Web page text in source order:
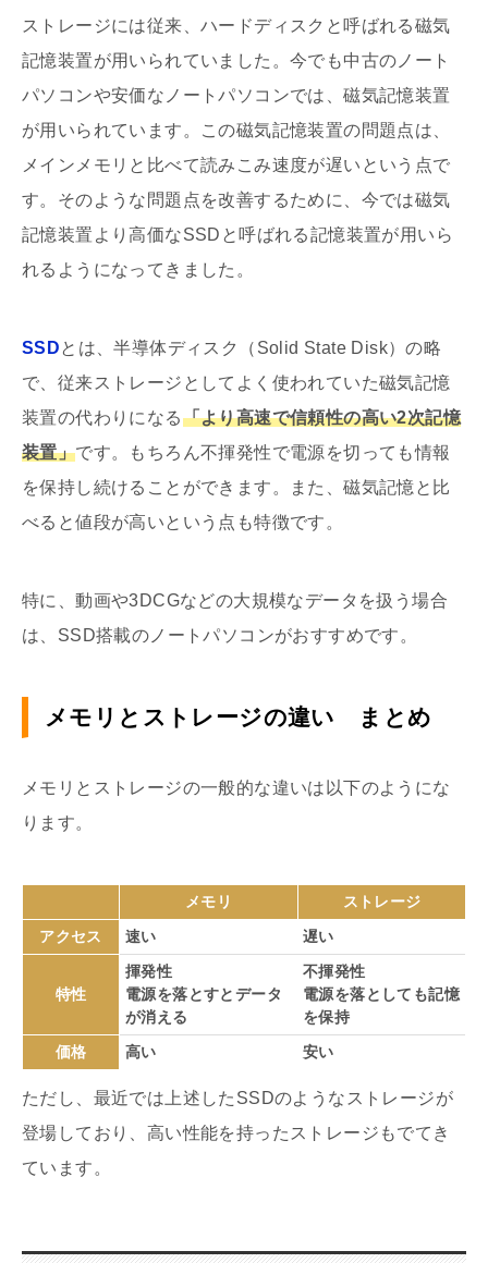
ストレージには従来、ハードディスクと呼ばれる磁気
記憶装置が用いられていました。今でも中古のノート
パソコンや安価なノートパソコンでは、磁気記憶装置
が用いられています。この磁気記憶装置の問題点は、
メインメモリと比べて読みこみ速度が遅いという点で
す。そのような問題点を改善するために、今では磁気
記憶装置より高価なSSDと呼ばれる記憶装置が用いら
れるようになってきました。
SSDとは、半導体ディスク（Solid State Disk）の略
で、従来ストレージとしてよく使われていた磁気記憶
装置の代わりになる「より高速で信頼性の高い2次記憶
装置」です。もちろん不揮発性で電源を切っても情報
を保持し続けることができます。また、磁気記憶と比
べると値段が高いという点も特徴です。
特に、動画や3DCGなどの大規模なデータを扱う場合
は、SSD搭載のノートパソコンがおすすめです。
メモリとストレージの違い まとめ
メモリとストレージの一般的な違いは以下のようにな
ります。
メモリ
ストレージ
アクセス
速い 遅い
特性
揮発性
電源を落とすとデータ
が消える
不揮発性
電源を落としても記憶
を保持
価格
高い 安い
ただし、最近では上述したSSDのようなストレージが
登場しており、高い性能を持ったストレージもでてき
ています。